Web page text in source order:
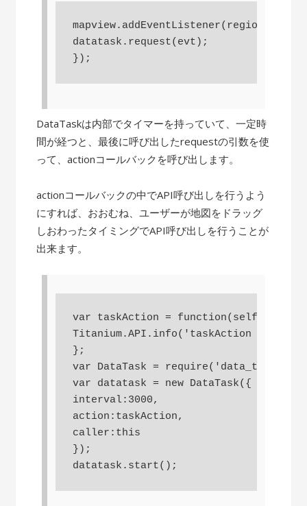
datatask.request(evt);
DataTaskは内部でタイマーを持っていて、一定時
間が経つと、最後に呼び出したrequestの引数を使
って、actionコールバックを呼び出します。
actionコールバックの中でAPI呼び出しを行うよう
にすれば、おおむね、ユーザーが地図をドラッグ
しおわったタイミングでAPI呼び出しを行うことが
出来ます。
var taskAction = function(self,evt){
Titanium.API.info('taskAction
};
var DataTask = require('data_task');
var datatask = new DataTask({
interval:3000,
action:taskAction,
caller:this
});